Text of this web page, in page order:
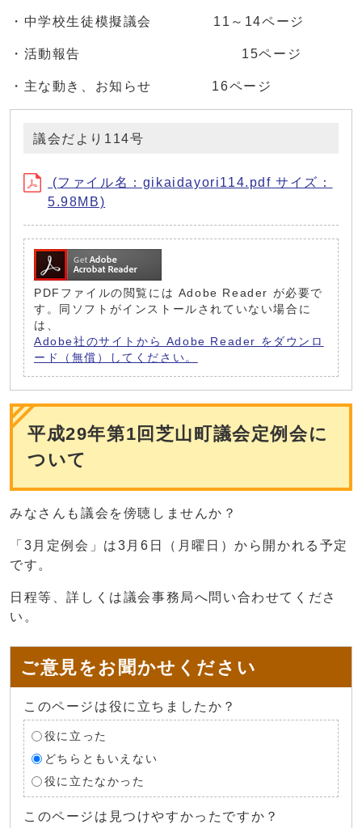
・中学校生徒模擬議会 11～14ページ
・活動報告 15ページ
・主な動き、お知らせ 16ページ
議会だより114号
(ファイル名：gikaidayori114.pdf サイズ：
5.98MB)
PDFファイルの閲覧には Adobe Reader が必要で
す。同ソフトがインストールされていない場合に
は、
Adobe社のサイトから Adobe Reader をダウンロ
ード（無償）してください。
平成29年第1回芝山町議会定例会に
ついて
みなさんも議会を傍聴しませんか？
「3月定例会」は3月6日（月曜日）から開かれる予定
です。
日程等、詳しくは議会事務局へ問い合わせてくださ
い。
ご意見をお聞かせください
このページは役に立ちましたか？
役に立った
どちらともいえない
役に立たなかった
このページは見つけやすかったですか？